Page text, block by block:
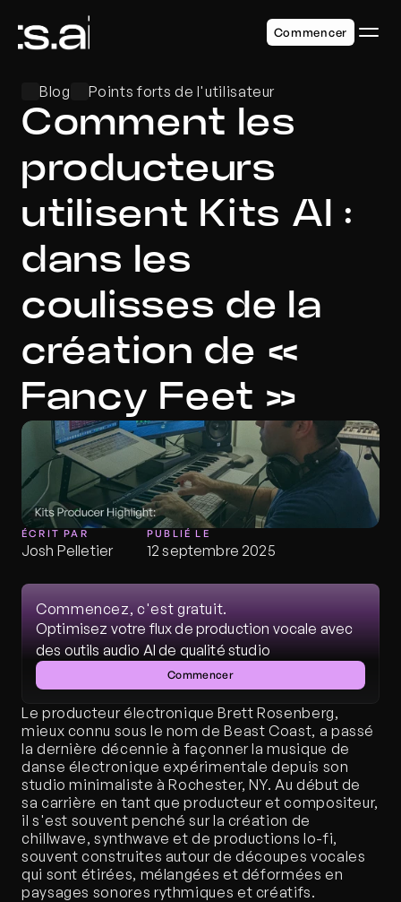
Blog Points forts de l'utilisateur
Comment les
producteurs
utilisent Kits AI :
dans les
coulisses de la
création de «
Fancy Feet »
ÉCRIT PAR
Josh Pelletier
PUBLIÉ LE
12 septembre 2025
Le producteur électronique Brett Rosenberg,
mieux connu sous le nom de Beast Coast, a passé
la dernière décennie à façonner la musique de
danse électronique expérimentale depuis son
studio minimaliste à Rochester, NY. Au début de
sa carrière en tant que producteur et compositeur,
il s'est souvent penché sur la création de
chillwave, synthwave et de productions lo-fi,
souvent construites autour de découpes vocales
qui sont étirées, mélangées et déformées en
paysages sonores rythmiques et créatifs.
Commencez, c'est gratuit.
Optimisez votre flux de production vocale avec
des outils audio AI de qualité studio
Commencer
Commencer